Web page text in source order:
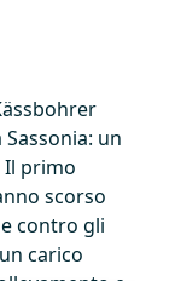
un
Il primo
scorso
contro gli
carico